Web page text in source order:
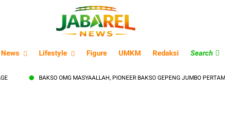
News Lifestyle Figure UMKM Redaksi Search
BAKSO OMG MASYAALLAH, PIONEER BAKSO GEPENG JUMBO PERTAMA DI